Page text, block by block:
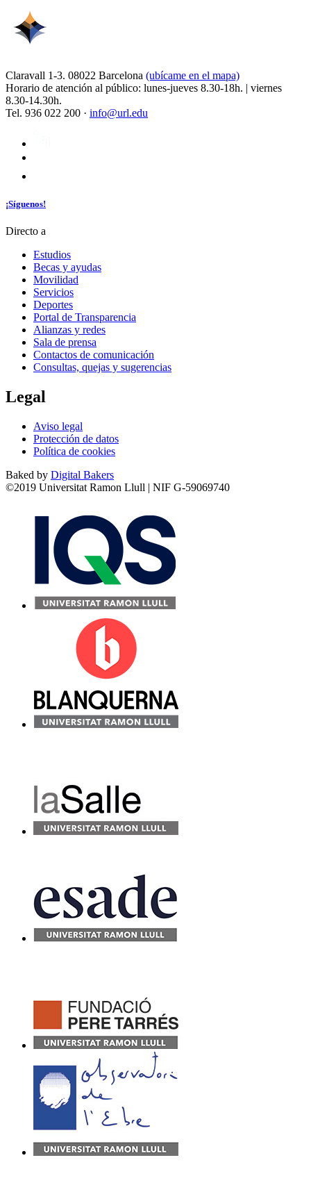
Claravall 1-3. 08022 Barcelona (ubícame en el mapa)
Horario de atención al público: lunes-jueves 8.30-18h. | viernes
8.30-14.30h.
Tel. 936 022 200 · info@url.edu
¡Síguenos!
Directo a
Estudios
Becas y ayudas
Movilidad
Servicios
Deportes
Portal de Transparencia
Alianzas y redes
Sala de prensa
Contactos de comunicación
Consultas, quejas y sugerencias
Legal
Aviso legal
Protección de datos
Política de cookies
Baked by Digital Bakers
©2019 Universitat Ramon Llull | NIF G-59069740